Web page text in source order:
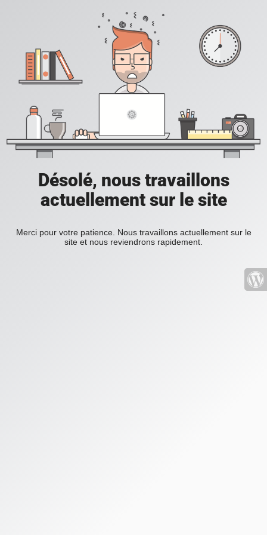
Désolé, nous travaillons
actuellement sur le site
Merci pour votre patience. Nous travaillons actuellement sur le
site et nous reviendrons rapidement.